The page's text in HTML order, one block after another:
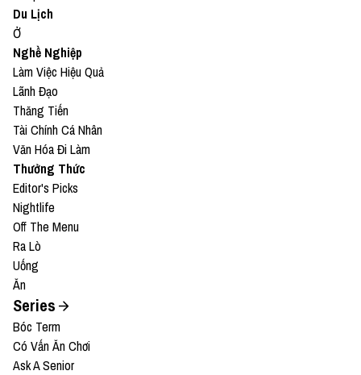
Du Lịch
Ở
Nghề Nghiệp
Làm Việc Hiệu Quả
Lãnh Đạo
Thăng Tiến
Tài Chính Cá Nhân
Văn Hóa Đi Làm
Thưởng Thức
Editor's Picks
Nightlife
Off The Menu
Ra Lò
Uống
Ăn
Series
Bóc Term
Có Vấn Ăn Chơi
Ask A Senior